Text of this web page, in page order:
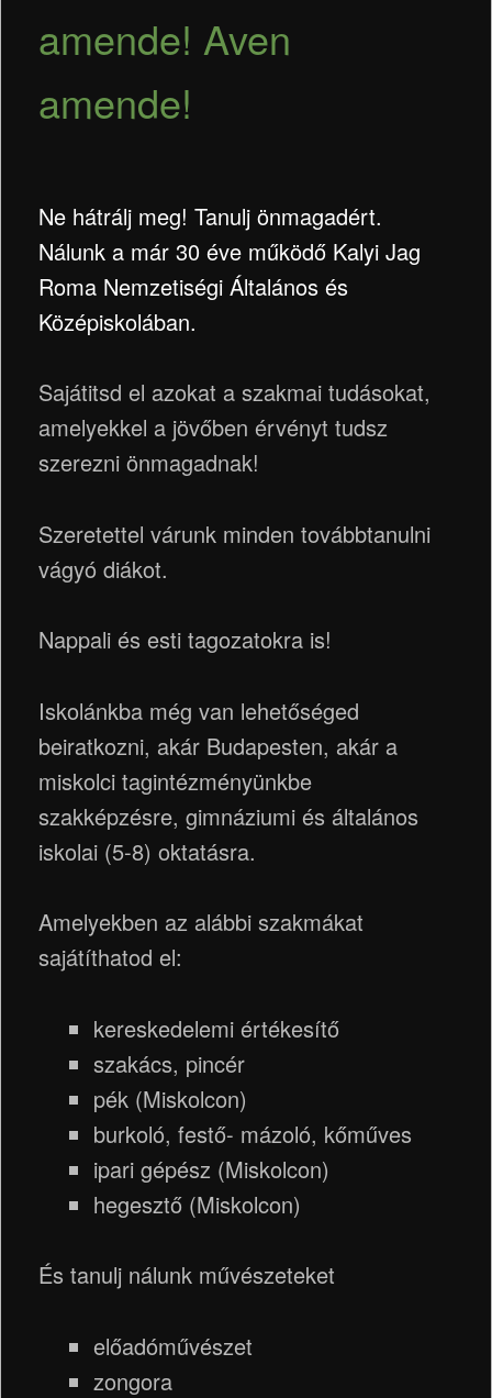
amende! Aven
amende!
Ne hátrálj meg! Tanulj önmagadért.
Nálunk a már 30 éve működő Kalyi Jag
Roma Nemzetiségi Általános és
Középiskolában.
Sajátitsd el azokat a szakmai tudásokat,
amelyekkel a jövőben érvényt tudsz
szerezni önmagadnak!
Szeretettel várunk minden továbbtanulni
vágyó diákot.
Nappali és esti tagozatokra is!
Iskolánkba még van lehetőséged
beiratkozni, akár Budapesten, akár a
miskolci tagintézményünkbe
szakképzésre, gimnáziumi és általános
iskolai (5-8) oktatásra.
Amelyekben az alábbi szakmákat
sajátíthatod el:
kereskedelemi értékesítő
szakács, pincér
pék (Miskolcon)
burkoló, festő- mázoló, kőműves
ipari gépész (Miskolcon)
hegesztő (Miskolcon)
És tanulj nálunk művészeteket
előadóművészet
zongora